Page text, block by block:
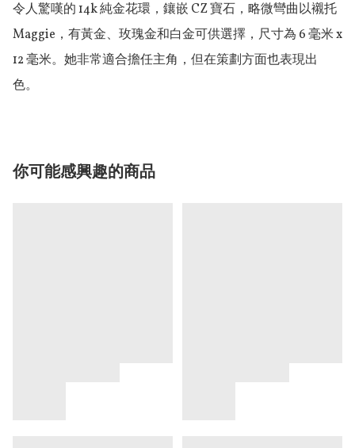
令人驚嘆的 14k 純金花環，鑲嵌 CZ 寶石，略微彎曲以襯托
Maggie，有黃金、玫瑰金和白金可供選擇，尺寸為 6 毫米 x
12 毫米。她非常適合擔任主角，但在策劃方面也表現出
色。
你可能感興趣的商品